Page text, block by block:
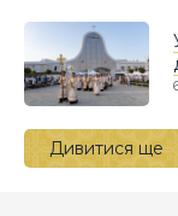
Дивитися ще